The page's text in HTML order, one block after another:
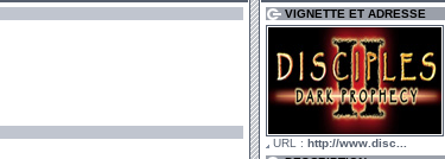
VIGNETTE ET ADRESSE
URL : http://www.disc...